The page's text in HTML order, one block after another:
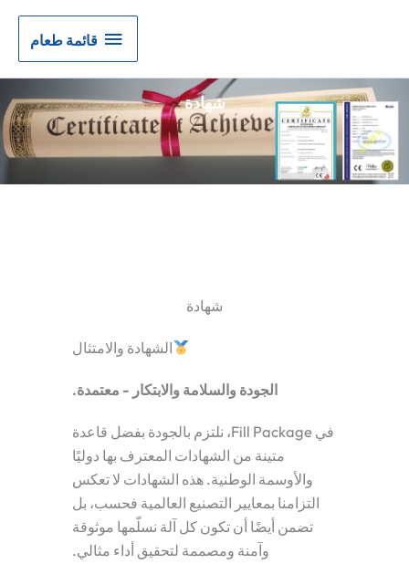
قائمة
طعام
قائمة طعام
شهادة
شهادة
الشهادة والامتثال
الجودة والسلامة والابتكار - معتمدة.
في Fill Package، نلتزم بالجودة بفضل قاعدة
متينة من الشهادات المعترف بها دوليًا
والأوسمة الوطنية. هذه الشهادات لا تعكس
التزامنا بمعايير التصنيع العالمية فحسب، بل
تضمن أيضًا أن تكون كل آلة نسلّمها موثوقة
وآمنة ومصممة لتحقيق أداء مثالي.